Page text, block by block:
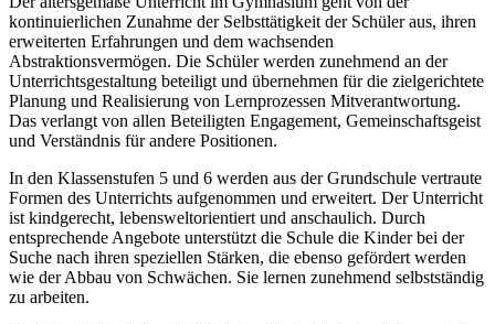
kontinuierlichen Zunahme der Selbsttätigkeit der Schüler aus, ihren
erweiterten Erfahrungen und dem wachsenden
Abstraktionsvermögen. Die Schüler werden zunehmend an der
Unterrichtsgestaltung beteiligt und übernehmen für die zielgerichtete
Planung und Realisierung von Lernprozessen Mitverantwortung.
Das verlangt von allen Beteiligten Engagement, Gemeinschaftsgeist
und Verständnis für andere Positionen.
In den Klassenstufen 5 und 6 werden aus der Grundschule vertraute
Formen des Unterrichts aufgenommen und erweitert. Der Unterricht
ist kindgerecht, lebensweltorientiert und anschaulich. Durch
entsprechende Angebote unterstützt die Schule die Kinder bei der
Suche nach ihren speziellen Stärken, die ebenso gefördert werden
wie der Abbau von Schwächen. Sie lernen zunehmend selbstständig
zu arbeiten.